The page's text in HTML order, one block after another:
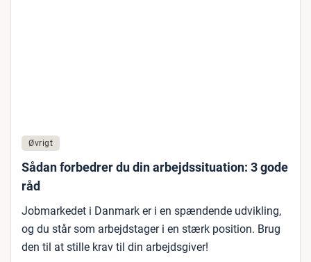
Øvrigt
Sådan forbedrer du din arbejdssituation: 3 gode
råd
Jobmarkedet i Danmark er i en spændende udvikling,
og du står som arbejdstager i en stærk position. Brug
den til at stille krav til din arbejdsgiver!